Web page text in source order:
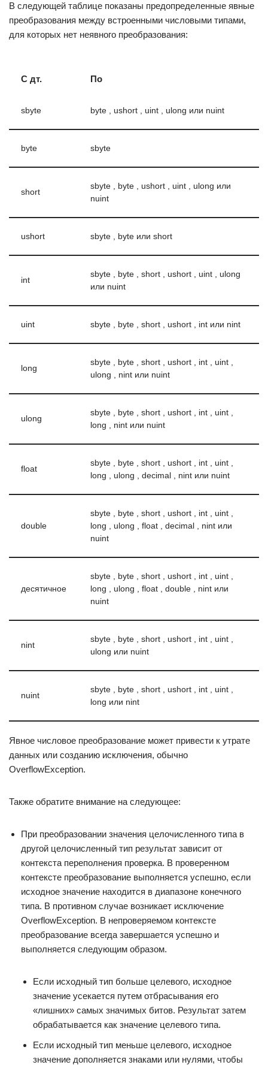
В следующей таблице показаны предопределенные явные
преобразования между встроенными числовыми типами,
для которых нет неявного преобразования:
С дт. По
sbyte byte , ushort , uint , ulong или nuint
byte sbyte
short
sbyte , byte , ushort , uint , ulong или
nuint
ushort sbyte , byte или short
int
sbyte , byte , short , ushort , uint , ulong
или nuint
uint sbyte , byte , short , ushort , int или nint
long
sbyte , byte , short , ushort , int , uint ,
ulong , nint или nuint
ulong
sbyte , byte , short , ushort , int , uint ,
long , nint или nuint
float
sbyte , byte , short , ushort , int , uint ,
long , ulong , decimal , nint или nuint
double
sbyte , byte , short , ushort , int , uint ,
long , ulong , float , decimal , nint или
nuint
десятичное
sbyte , byte , short , ushort , int , uint ,
long , ulong , float , double , nint или
nuint
nint
sbyte , byte , short , ushort , int , uint ,
ulong или nuint
nuint
sbyte , byte , short , ushort , int , uint ,
long или nint
Явное числовое преобразование может привести к утрате
данных или созданию исключения, обычно
OverflowException.
Также обратите внимание на следующее:
При преобразовании значения целочисленного типа в
другой целочисленный тип результат зависит от
контекста переполнения проверка. В проверенном
контексте преобразование выполняется успешно, если
исходное значение находится в диапазоне конечного
типа. В противном случае возникает исключение
OverflowException. В непроверяемом контексте
преобразование всегда завершается успешно и
выполняется следующим образом.
Если исходный тип больше целевого, исходное
значение усекается путем отбрасывания его
«лишних» самых значимых битов. Результат затем
обрабатывается как значение целевого типа.
Если исходный тип меньше целевого, исходное
значение дополняется знаками или нулями, чтобы